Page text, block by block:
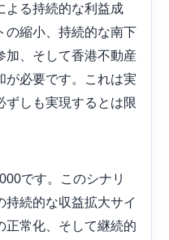
よる持続的な利益成
の縮小、持続的な南下
加、そして香港不動産
が必要です。これは実
ずしも実現するとは限
です。このシナリ
持続的な収益拡大サイ
正常化、そして継続的